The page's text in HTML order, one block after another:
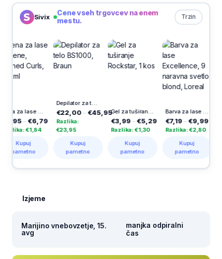
Sivix Trzin
Cene vseh trgovcev na enem
mestu.
Pena za lase Pantene, Defined Curls, 200 ml
–€6,79
€1,84
Kupuj
pametno
Depilator za telo BS1000, Braun
€22,00 –€45,95
Razlika:
€23,95
Kupuj
pametno
Gel za tuširanje Rockstar, 1 kos
€3,99 –€5,29
Razlika: €1,30
Kupuj
pametno
Barva za lase Excellence, 9 naravna svetlo blond, Loreal
€7,19–€9,99
Razlika: €2,80
Kupuj
pametno
Izjeme
Marijino vnebovzetje, 15.
avg
manjka odpiralni
čas